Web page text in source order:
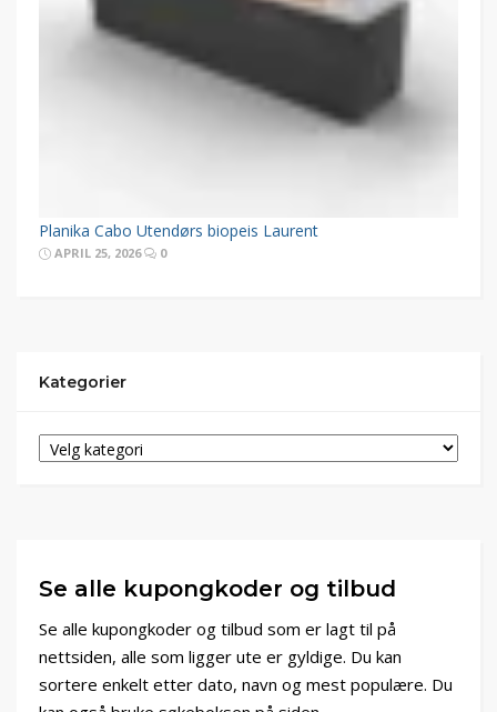
Planika Cabo Utendørs biopeis Laurent
APRIL 25, 2026 0
Kategorier
Se alle kupongkoder og tilbud
Se alle kupongkoder og tilbud som er lagt til på
nettsiden, alle som ligger ute er gyldige. Du kan
sortere enkelt etter dato, navn og mest populære. Du